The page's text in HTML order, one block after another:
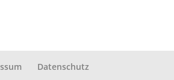
Datenschutz